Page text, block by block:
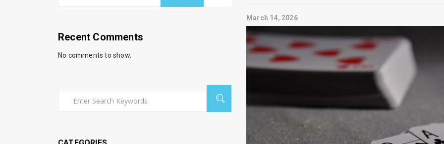
March 14, 2026
Recent Comments
No comments to show.